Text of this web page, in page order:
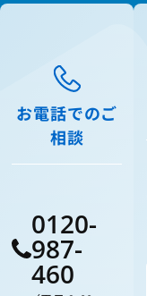
お電話でのご
相談
0120-
987-
460